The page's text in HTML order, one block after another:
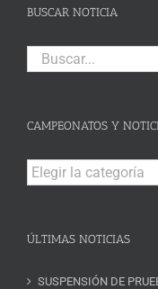
BUSCAR NOTICIA
Buscar:
CAMPEONATOS Y
Campeonatos
y
ÚLTIMAS NOTICIAS
SUSPENSIÓN DE